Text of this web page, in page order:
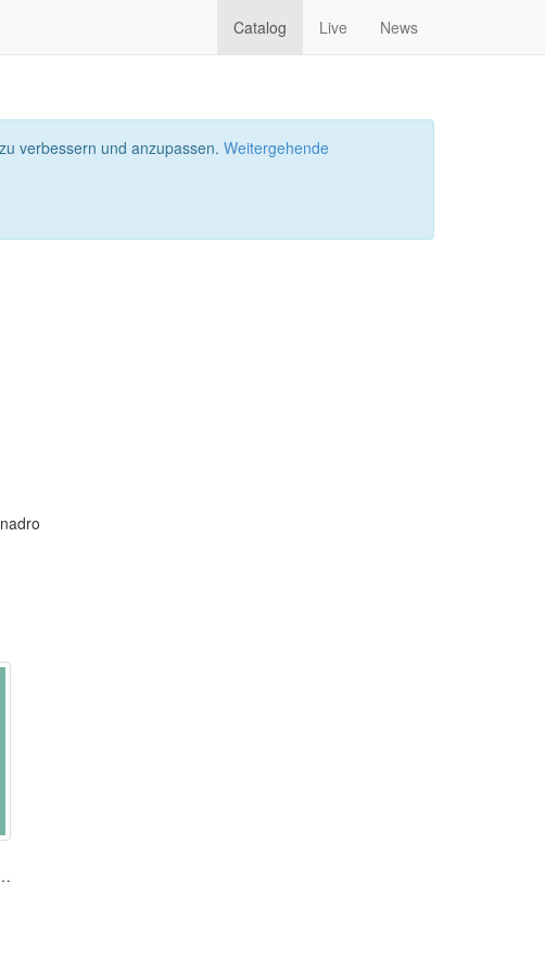
Catalog Live News
verbessern und anzupassen. Weitergehende